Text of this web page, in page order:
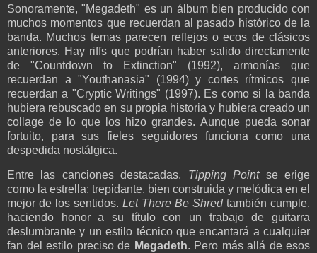
Sonoramente, "Megadeth" es un álbum bien producido con
muchos momentos que recuerdan al pasado histórico de la
banda. Muchos temas parecen reflejos o ecos de clásicos
anteriores. Hay riffs que podrían haber salido directamente
de "Countdown to Extinction" (1992), armonías que
recuerdan a "Youthanasia" (1994) y cortes rítmicos que
recuerdan a "Cryptic Writings" (1997). Es como si la banda
hubiera rebuscado en su propia historia y hubiera creado un
collage de lo que los hizo grandes. Aunque pueda sonar
fortuito, para sus fieles seguidores funciona como una
despedida nostálgica.
Entre las canciones destacadas, Tipping Pointse erige
como la estrella: trepidante, bien construida y melódica en el
mejor de los sentidos. Let There Be Shred también cumple,
haciendo honor a su título con un trabajo de guitarra
deslumbrante y un estilo técnico que encantará a cualquier
fan del estilo preciso de Megadeth. Pero más allá de esos